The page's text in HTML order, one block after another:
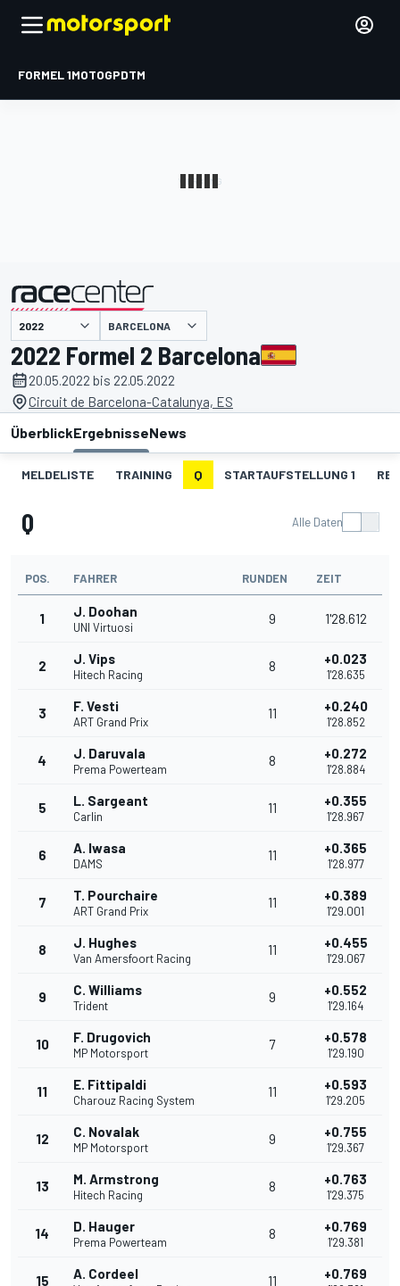
FORMEL 1MOTOGPDTM
BARCELONA
2022 Formel 2 Barcelona
20.05.2022 bis 22.05.2022
Circuit de Barcelona-Catalunya, ES
ÜberblickErgebnisseNews
MELDELISTE TRAINING Q STARTAUFSTELLUNG 1
Q Alle Daten
POS. FAHRER RUNDEN ZEIT
1 J. Doohan
UNI Virtuosi
9 1'28.612
2 J. Vips
Hitech Racing
8 +0.023
1'28.635
3 F. Vesti
ART Grand Prix
11 +0.240
1'28.852
4 J. Daruvala
Prema Powerteam
8 +0.272
1'28.884
5 L. Sargeant
Carlin
11 +0.355
1'28.967
6 A. Iwasa
DAMS
11 +0.365
1'28.977
7 T. Pourchaire
ART Grand Prix
11 +0.389
1'29.001
8 J. Hughes
Van Amersfoort Racing
11 +0.455
1'29.067
9 C. Williams
Trident
9 +0.552
1'29.164
10 F. Drugovich
MP Motorsport
7 +0.578
1'29.190
11 E. Fittipaldi
Charouz Racing System
11 +0.593
1'29.205
12 C. Novalak
MP Motorsport
9 +0.755
1'29.367
13 M. Armstrong
Hitech Racing
8 +0.763
1'29.375
14 D. Hauger
Prema Powerteam
8 +0.769
1'29.381
15 A. Cordeel 11 +0.769